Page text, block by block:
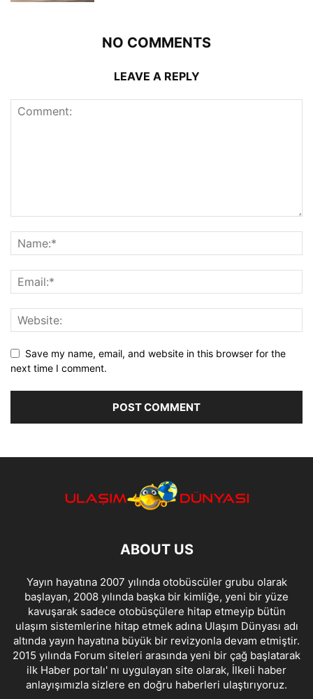
NO COMMENTS
LEAVE A REPLY
Save my name, email, and website in this browser for the
next time I comment.
ABOUT US
Yayın hayatına 2007 yılında otobüscüler grubu olarak
başlayan, 2008 yılında başka bir kimliğe, yeni bir yüze
kavuşarak sadece otobüsçülere hitap etmeyip bütün
ulaşım sistemlerine hitap etmek adına Ulaşım Dünyası adı
altında yayın hayatına büyük bir revizyonla devam etmiştir.
2015 yılında Forum siteleri arasında yeni bir çağ başlatarak
ilk Haber portalı' nı uygulayan site olarak, İlkeli haber
anlayışımızla sizlere en doğru haberleri ulaştırıyoruz.